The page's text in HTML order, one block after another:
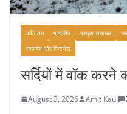
नवीनतम प्रदर्शित प्रमुख समाचार
स्वास्थ्य और फिटनेस
सर्दियों में वॉक
August 3, 2026 Amit Kaul